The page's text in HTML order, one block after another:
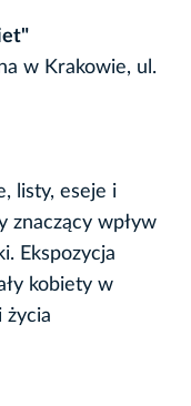
w Krakowie, ul.
listy, eseje i
znaczący wpływ
Ekspozycja
kobiety w
życia